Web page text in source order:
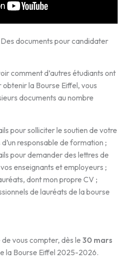
documents pour candidater
comment d’autres étudiants ont
la Bourse Eiffel, vous
documents au nombre
pour solliciter le soutien de votre
responsable de formation ;
pour demander des lettres de
enseignants et employeurs ;
dont mon propre CV ;
de lauréats de la bourse
vous compter, dès le 30 mars
la Bourse Eiffel 2025-2026.